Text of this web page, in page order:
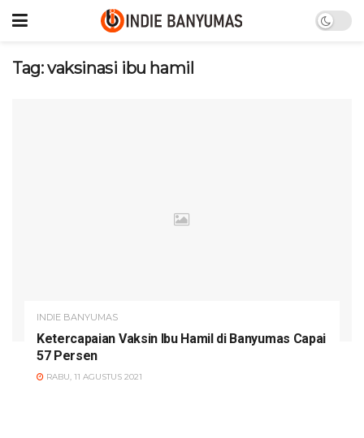
Tag:vaksinasi ibu hamil
INDIE BANYUMAS
Ketercapaian Vaksin Ibu Hamil di Banyumas Capai
57 Persen
RABU, 11 AGUSTUS 2021